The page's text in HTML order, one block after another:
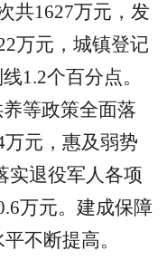
共1627万元，发
万元，城镇登记
1.2个百分点。
等政策全面落
万元，惠及弱势
实退役军人各项
万元。建成保障
不断提高。